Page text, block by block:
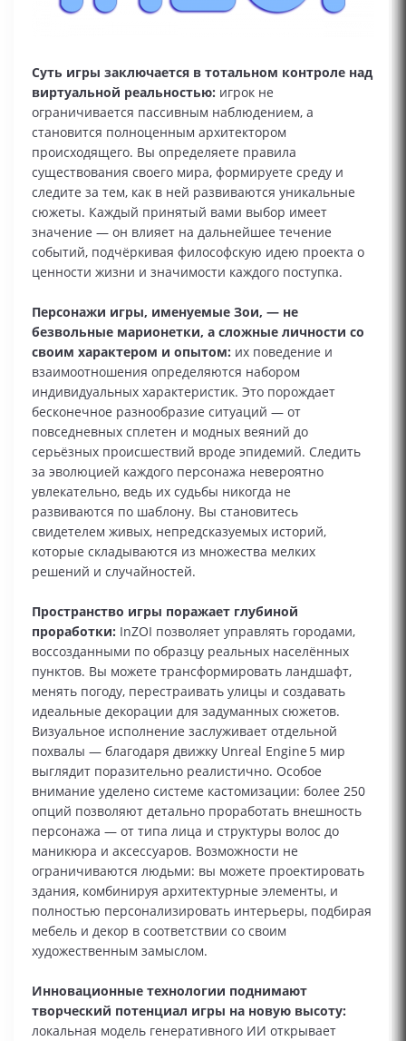
Суть игры заключается в тотальном контроле над
виртуальной реальностью: игрок не
ограничивается пассивным наблюдением, а
становится полноценным архитектором
происходящего. Вы определяете правила
существования своего мира, формируете среду и
следите за тем, как в ней развиваются уникальные
сюжеты. Каждый принятый вами выбор имеет
значение — он влияет на дальнейшее течение
событий, подчёркивая философскую идею проекта о
ценности жизни и значимости каждого поступка.
Персонажи игры, именуемые Зои, — не
безвольные марионетки, а сложные личности со
своим характером и опытом: их поведение и
взаимоотношения определяются набором
индивидуальных характеристик. Это порождает
бесконечное разнообразие ситуаций — от
повседневных сплетен и модных веяний до
серьёзных происшествий вроде эпидемий. Следить
за эволюцией каждого персонажа невероятно
увлекательно, ведь их судьбы никогда не
развиваются по шаблону. Вы становитесь
свидетелем живых, непредсказуемых историй,
которые складываются из множества мелких
решений и случайностей.
Пространство игры поражает глубиной
проработки: InZOI позволяет управлять городами,
воссозданными по образцу реальных населённых
пунктов. Вы можете трансформировать ландшафт,
менять погоду, перестраивать улицы и создавать
идеальные декорации для задуманных сюжетов.
Визуальное исполнение заслуживает отдельной
похвалы — благодаря движку Unreal Engine 5 мир
выглядит поразительно реалистично. Особое
внимание уделено системе кастомизации: более 250
опций позволяют детально проработать внешность
персонажа — от типа лица и структуры волос до
маникюра и аксессуаров. Возможности не
ограничиваются людьми: вы можете проектировать
здания, комбинируя архитектурные элементы, и
полностью персонализировать интерьеры, подбирая
мебель и декор в соответствии со своим
художественным замыслом.
Инновационные технологии поднимают
творческий потенциал игры на новую высоту:
локальная модель генеративного ИИ открывает